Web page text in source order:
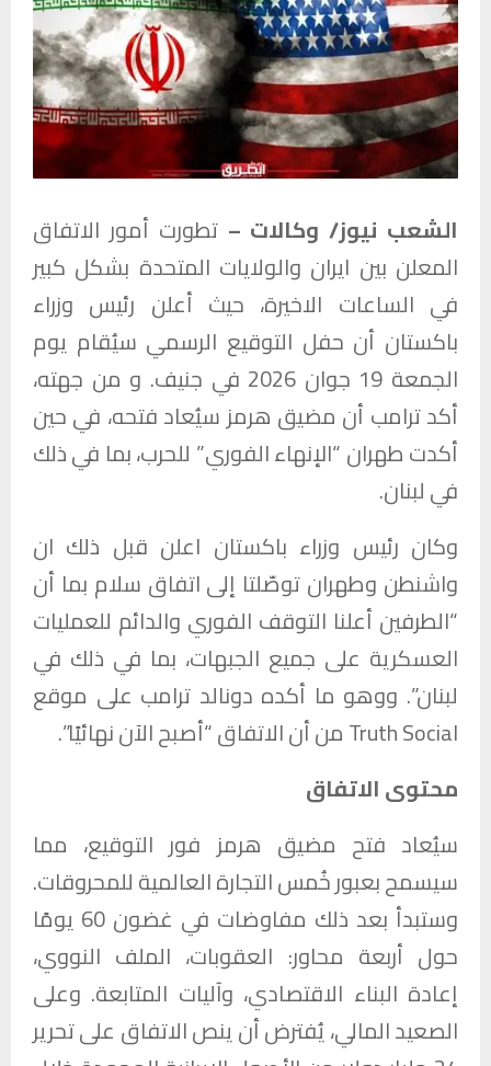
الشعب نيوز/ وكالات – تطورت أمور الاتفاق
المعلن بين ايران والولايات المتحدة بشكل كبير
في الساعات الاخيرة، حيث أعلن رئيس وزراء
باكستان أن حفل التوقيع الرسمي سيُقام يوم
الجمعة 19 جوان 2026 في جنيف. و من جهته،
أكد ترامب أن مضيق هرمز سيُعاد فتحه، في حين
أكدت طهران “الإنهاء الفوري” للحرب، بما في ذلك
في لبنان.
وكان رئيس وزراء باكستان اعلن قبل ذلك ان
واشنطن وطهران توصّلتا إلى اتفاق سلام بما أن
“الطرفين أعلنا التوقف الفوري والدائم للعمليات
العسكرية على جميع الجبهات، بما في ذلك في
لبنان”. ووهو ما أكده دونالد ترامب على موقع
Truth Social من أن الاتفاق “أصبح الآن نهائيًا”.
محتوى الاتفاق
سيُعاد فتح مضيق هرمز فور التوقيع، مما
سيسمح بعبور خُمس التجارة العالمية للمحروقات.
وستبدأ بعد ذلك مفاوضات في غضون 60 يومًا
حول أربعة محاور: العقوبات، الملف النووي،
إعادة البناء الاقتصادي، وآليات المتابعة. وعلى
الصعيد المالي، يُفترض أن ينص الاتفاق على تحرير